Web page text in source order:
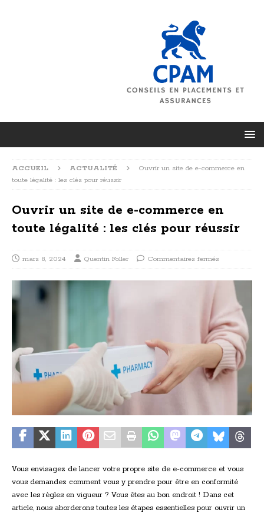
ACCUEIL ACTUALITÉ
Ouvrir un site de e-commerce en
toute légalité : les clés pour réussir
Ouvrir un site de e-commerce en
toute légalité : les clés pour réussir
mars 8, 2024 Quentin Foller Commentaires fermés
Vous envisagez de lancer votre propre site de e-commerce et vous
vous demandez comment vous y prendre pour être en conformité
avec les règles en vigueur ? Vous êtes au bon endroit ! Dans cet
article, nous aborderons toutes les étapes essentielles pour ouvrir un